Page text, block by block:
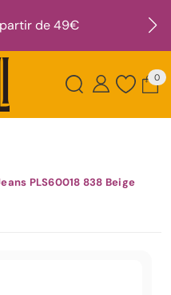
de 49€
0
PLS60018 838 Beige